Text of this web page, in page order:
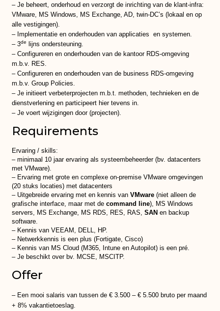
– Je beheert, onderhoud en verzorgt de inrichting van de klant-infra:
VMware, MS Windows, MS Exchange, AD, twin-DC’s (lokaal en op
alle vestigingen).
– Implementatie en onderhouden van applicaties en systemen.
– 3de
lijns ondersteuning.
– Configureren en onderhouden van de kantoor RDS-omgeving
m.b.v. RES.
– Configureren en onderhouden van de business RDS-omgeving
m.b.v. Group Policies.
– Je initieert verbeterprojecten m.b.t. methoden, technieken en de
dienstverlening en participeert hier tevens in.
– Je voert wijzigingen door (projecten).
Requirements
Ervaring / skills:
– minimaal 10 jaar ervaring als systeembeheerder (bv. datacenters
met VMware).
– Ervaring met grote en complexe on-premise VMware omgevingen
(20 stuks locaties) met datacenters
– Uitgebreide ervaring met en kennis van VMware (niet alleen de
grafische interface, maar met de command line), MS Windows
servers, MS Exchange, MS RDS, RES, RAS, SAN en backup
software.
– Kennis van VEEAM, DELL, HP.
– Netwerkkennis is een plus (Fortigate, Cisco)
– Kennis van MS Cloud (M365, Intune en Autopilot) is een pré.
– Je beschikt over bv. MCSE, MSCITP.
Offer
– Een mooi salaris van tussen de € 3.500 – € 5.500 bruto per maand
+ 8% vakantietoeslag.